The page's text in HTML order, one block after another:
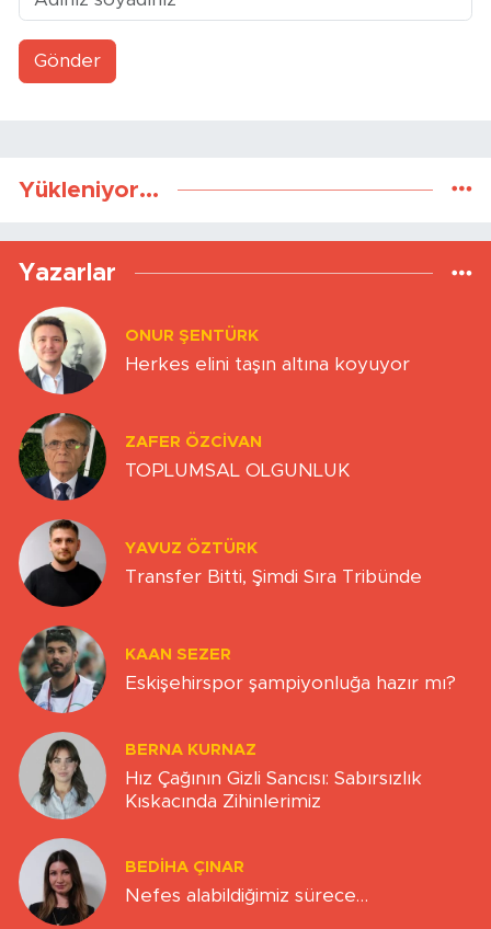
Gönder
Yükleniyor...
Yazarlar
ONUR ŞENTÜRK
Herkes elini taşın altına koyuyor
ZAFER ÖZCIVAN
TOPLUMSAL OLGUNLUK
YAVUZ ÖZTÜRK
Transfer Bitti, Şimdi Sıra Tribünde
KAAN SEZER
Eskişehirspor şampiyonluğa hazır mı?
BERNA KURNAZ
Hız Çağının Gizli Sancısı: Sabırsızlık
Kıskacında Zihinlerimiz
BEDIHA ÇINAR
Nefes alabildiğimiz sürece…